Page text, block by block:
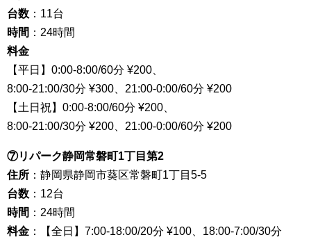
台数 ：11台
時間 ：24時間
料金
【平日】0:00-8:00/60分 ¥200、
8:00-21:00/30分 ¥300、21:00-0:00/60分 ¥200
【土日祝】0:00-8:00/60分 ¥200、
8:00-21:00/30分 ¥200、21:00-0:00/60分 ¥200
⑦リパーク静岡常磐町1丁目第2
住所 ：静岡県静岡市葵区常磐町1丁目5-5
台数 ：12台
時間 ：24時間
料金 ：【全日】7:00-18:00/20分 ¥100、18:00-7:00/30分